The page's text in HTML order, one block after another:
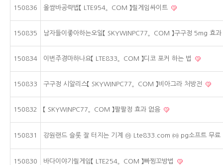
150836 올쌈바공략법【 LTE954。COM 】릴게임싸이트
150835 남자들이좋아하는오일【 SKYWINPC77。COM 】구구정 5mg 효과
150834 이번주경마하나요【 LTE833。COM 】디코 포커 하는 법
150833 구구정 시알리스【 SKYWINPC77。COM 】비아그라 처방전
150832 【 SKYWINPC77。COM 】팔팔정 효과 없음
150831 강원랜드 슬롯 잘 터지는 기계 ㉵ Lte833.com ㈕ pg소프트 무
150830 바다이야기릴게임【 LTE254。COM 】빠찡꼬방법